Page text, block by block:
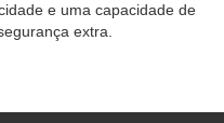
e uma capacidade de
extra.